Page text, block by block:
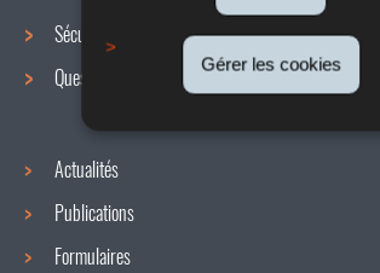
Gérer les cookies
de
navigation
Sécurité / Santé au travail
Questions / réponses
Actualités
Publications
Formulaires